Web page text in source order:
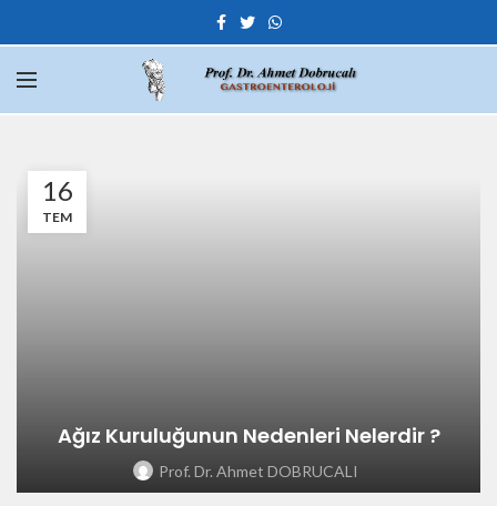
16
TEM
Ağız Kuruluğunun Nedenleri Nelerdir ?
Prof. Dr. Ahmet DOBRUCALI